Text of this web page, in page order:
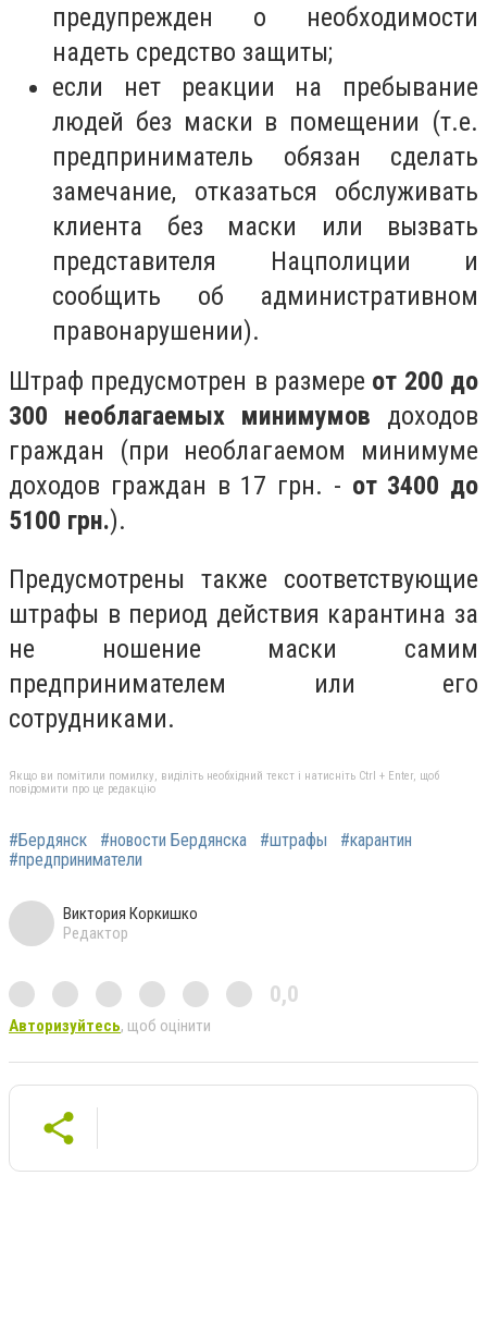
предупрежден о необходимости
надеть средство защиты;
если нет реакции на пребывание
людей без маски в помещении (т.е.
предприниматель обязан сделать
замечание, отказаться обслуживать
клиента без маски или вызвать
представителя Нацполиции и
сообщить об административном
правонарушении).
Штраф предусмотрен в размере от 200 до
300 необлагаемых минимумов доходов
граждан (при необлагаемом минимуме
доходов граждан в 17 грн. - от 3400 до
5100 грн.).
Предусмотрены также соответствующие
штрафы в период действия карантина за
не ношение маски самим
предпринимателем или его
сотрудниками.
Якщо ви помітили помилку, виділіть необхідний текст і натисніть Ctrl + Enter, щоб
повідомити про це редакцію
#Бердянск #новости Бердянска #штрафы
#карантин
#предприниматели
Виктория Коркишко
Редактор
0,0
Авторизуйтесь, щоб оцінити